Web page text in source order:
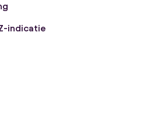
indicatie